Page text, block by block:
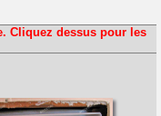
Cliquez dessus pour les